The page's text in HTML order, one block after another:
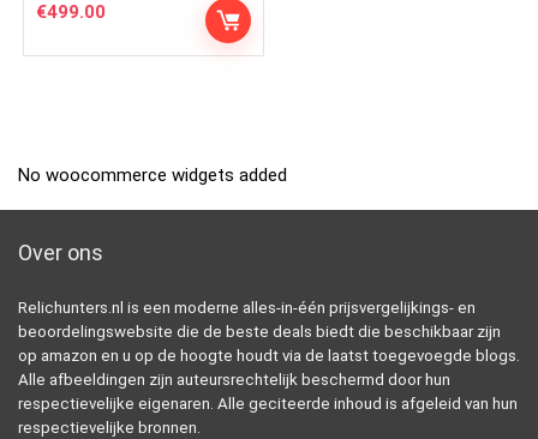
€499.00
No woocommerce widgets added
Over ons
Relichunters.nl is een moderne alles-in-één prijsvergelijkings- en
beoordelingswebsite die de beste deals biedt die beschikbaar zijn
op amazon en u op de hoogte houdt via de laatst toegevoegde blogs.
Alle afbeeldingen zijn auteursrechtelijk beschermd door hun
respectievelijke eigenaren. Alle geciteerde inhoud is afgeleid van hun
respectievelijke bronnen.